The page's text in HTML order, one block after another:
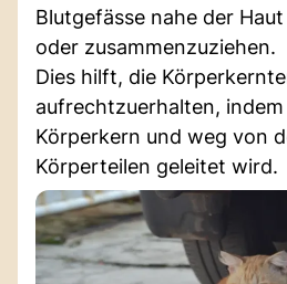
Blutgefässe nahe der
oder zusammenzuziehen.
Dies hilft, die
aufrechtzuerhalten,
Körperkern und weg von
Körperteilen geleitet wird.